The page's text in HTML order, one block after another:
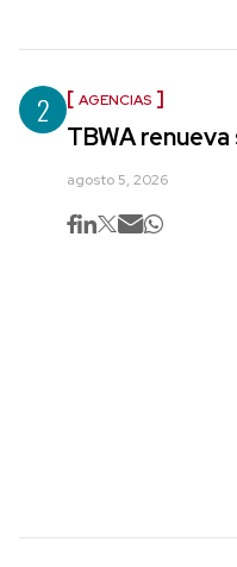
2 AGENCIAS
TBWA
agosto 5, 2026